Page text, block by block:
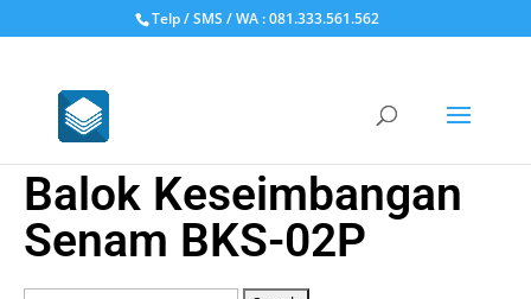
Telp / SMS / WA : 081.333.561.562
Balok Keseimbangan
Senam BKS-02P